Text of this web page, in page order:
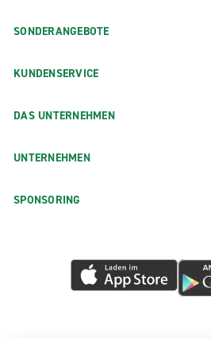
SONDERANGEBOTE
KUNDENSERVICE
DAS UNTERNEHMEN
UNTERNEHMEN
SPONSORING